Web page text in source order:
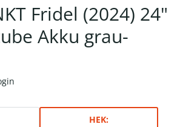
Fridel (2024) 24"
Akku grau-
HEK: